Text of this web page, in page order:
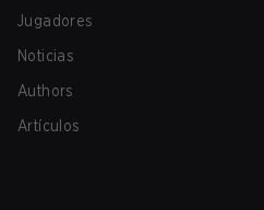
Jugadores
Noticias
Authors
Artículos